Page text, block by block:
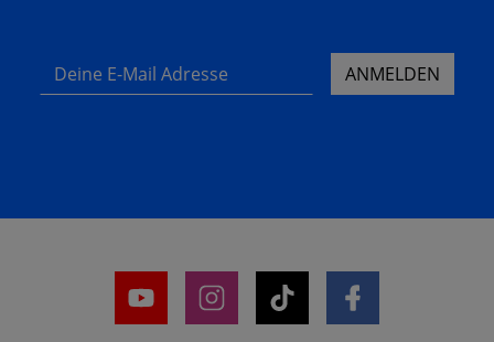
Deine E-Mail Adresse ANMELDEN